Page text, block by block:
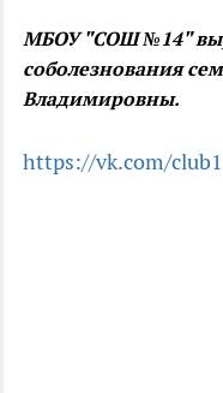
МБОУ "СОШ №14"
соболезнования
Владимировны.
https://vk.com/